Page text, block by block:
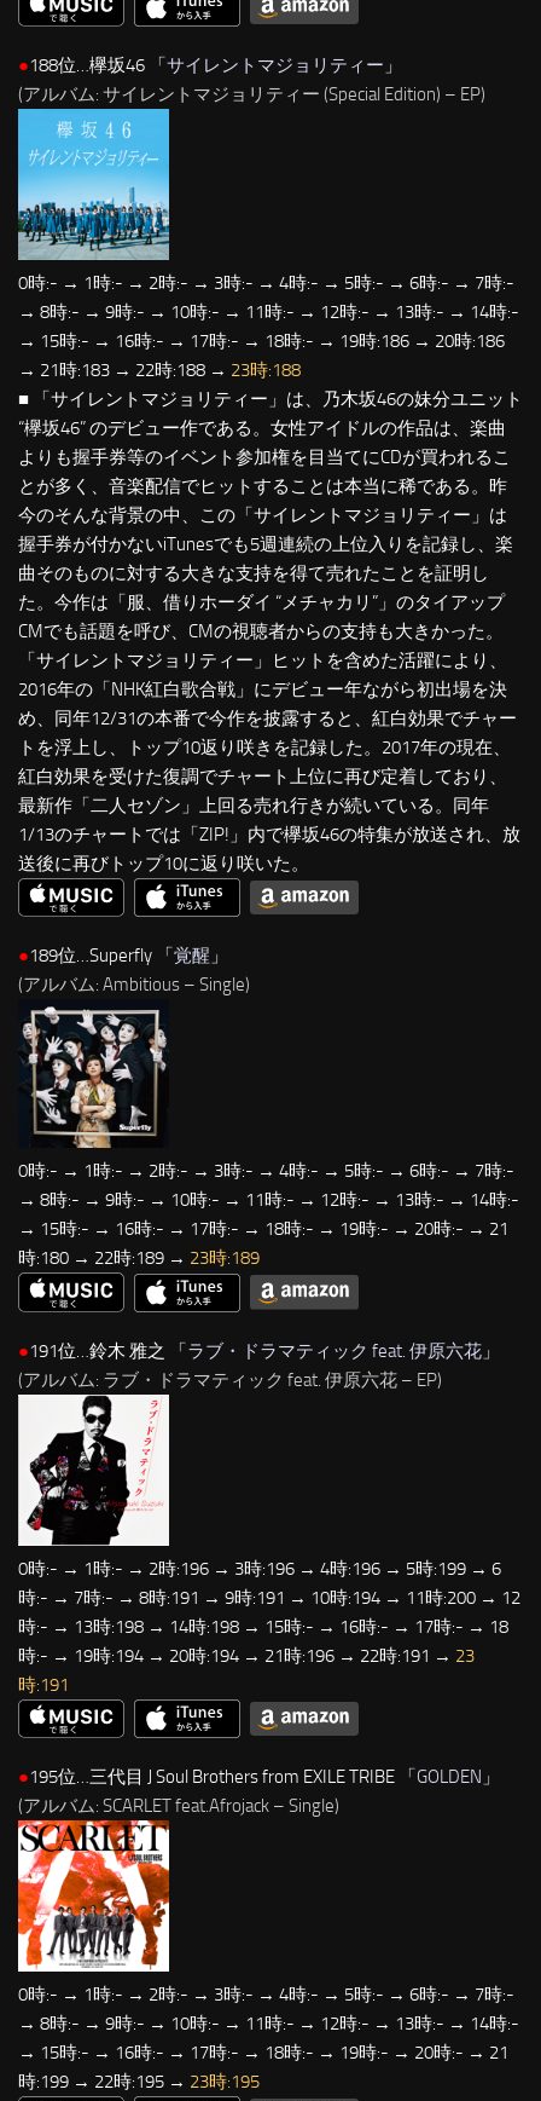
●188位…欅坂46 「サイレントマジョリティー 」
(アルバム: サイレントマジョリティー (Special Edition) – EP)
0時:- → 1時:- → 2時:- → 3時:- → 4時:- → 5時:- → 6時:- → 7時:-
→ 8時:- → 9時:- → 10時:- → 11時:- → 12時:- → 13時:- → 14時:-
→ 15時:- → 16時:- → 17時:- → 18時:- → 19時:186 → 20時:186
→ 21時:183 → 22時:188 → 23時:188
■ 「サイレントマジョリティー」は、乃木坂46の妹分ユニット
“欅坂46” のデビュー作である。女性アイドルの作品は、楽曲
よりも握手券等のイベント参加権を目当てにCDが買われるこ
とが多く、音楽配信でヒットすることは本当に稀である。昨
今のそんな背景の中、この「サイレントマジョリティー」は
握手券が付かないiTunesでも5週連続の上位入りを記録し、楽
曲そのものに対する大きな支持を得て売れたことを証明し
た。今作は「服、借りホーダイ “メチャカリ”」のタイアップ
CMでも話題を呼び、CMの視聴者からの支持も大きかった。
「サイレントマジョリティー」ヒットを含めた活躍により、
2016年の「NHK紅白歌合戦」にデビュー年ながら初出場を決
め、同年12/31の本番で今作を披露すると、紅白効果でチャー
トを浮上し、トップ10返り咲きを記録した。2017年の現在、
紅白効果を受けた復調でチャート上位に再び定着しており、
最新作「二人セゾン」上回る売れ行きが続いている。同年
1/13のチャートでは「ZIP!」内で欅坂46の特集が放送され、放
送後に再びトップ10に返り咲いた。
●189位…Superfly 「覚醒 」
(アルバム: Ambitious – Single)
0時:- → 1時:- → 2時:- → 3時:- → 4時:- → 5時:- → 6時:- → 7時:-
→ 8時:- → 9時:- → 10時:- → 11時:- → 12時:- → 13時:- → 14時:-
→ 15時:- → 16時:- → 17時:- → 18時:- → 19時:- → 20時:- → 21
時:180 → 22時:189 → 23時:189
●191位…鈴木 雅之 「ラブ・ドラマティック feat. 伊原六花 」
(アルバム: ラブ・ドラマティック feat. 伊原六花 – EP)
0時:- → 1時:- → 2時:196 → 3時:196 → 4時:196 → 5時:199 → 6
時:- → 7時:- → 8時:191 → 9時:191 → 10時:194 → 11時:200 → 12
時:- → 13時:198 → 14時:198 → 15時:- → 16時:- → 17時:- → 18
時:- → 19時:194 → 20時:194 → 21時:196 → 22時:191 → 23
時:191
●195位…三代目 J Soul Brothers from EXILE TRIBE 「GOLDEN 」
(アルバム: SCARLET feat.Afrojack – Single)
0時:- → 1時:- → 2時:- → 3時:- → 4時:- → 5時:- → 6時:- → 7時:-
→ 8時:- → 9時:- → 10時:- → 11時:- → 12時:- → 13時:- → 14時:-
→ 15時:- → 16時:- → 17時:- → 18時:- → 19時:- → 20時:- → 21
時:199 → 22時:195 → 23時:195